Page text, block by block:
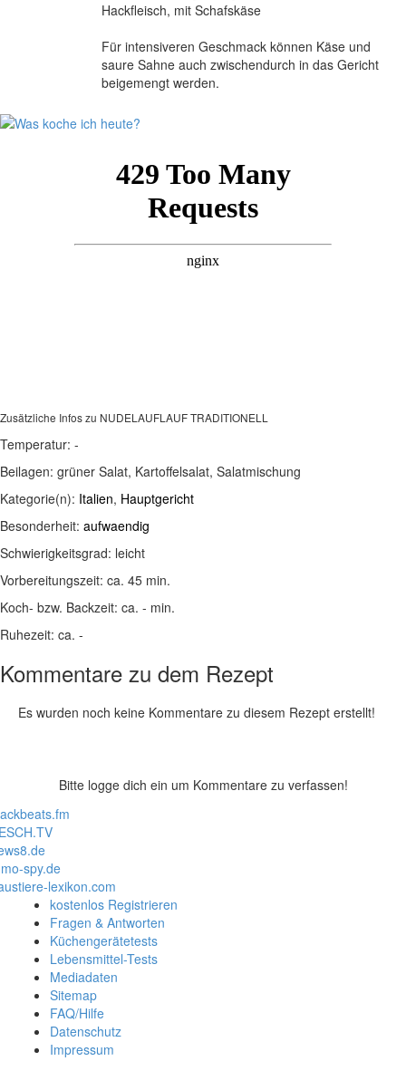
Hackfleisch, mit Schafskäse
Für intensiveren Geschmack können Käse und
saure Sahne auch zwischendurch in das Gericht
beigemengt werden.
Zusätzliche Infos zu NUDELAUFLAUF TRADITIONELL
Temperatur: -
Beilagen: grüner Salat, Kartoffelsalat, Salatmischung
Kategorie(n): Italien, Hauptgericht
Besonderheit: aufwaendig
Schwierigkeitsgrad: leicht
Vorbereitungszeit: ca. 45 min.
Koch- bzw. Backzeit: ca. - min.
Ruhezeit: ca. -
Kommentare zu dem Rezept
Es wurden noch keine Kommentare zu diesem Rezept erstellt!
Bitte logge dich ein um Kommentare zu verfassen!
spy.de
lexikon.com
kostenlos Registrieren
Fragen & Antworten
Küchengerätetests
Lebensmittel-Tests
Mediadaten
Sitemap
FAQ/Hilfe
Datenschutz
Impressum